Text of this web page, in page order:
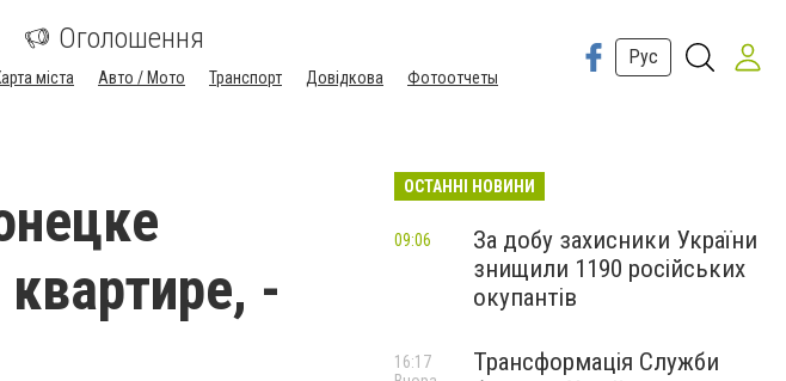
Оголошення
міста Авто / Мото Транспорт Довідкова Фотоотчеты
Рус
-
ОСТАННІ НОВИНИ
За добу захисники України
знищили 1190 російських
окупантів
09:06
Трансформація Служби
16:17